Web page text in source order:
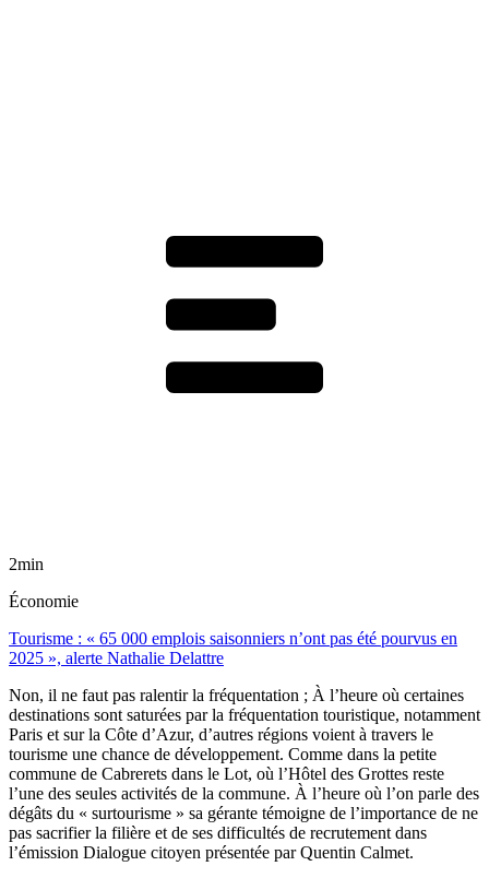
2min
Économie
Tourisme : « 65 000 emplois saisonniers n’ont pas été pourvus en
2025 », alerte Nathalie Delattre
Non, il ne faut pas ralentir la fréquentation ; À l’heure où certaines
destinations sont saturées par la fréquentation touristique, notamment
Paris et sur la Côte d’Azur, d’autres régions voient à travers le
tourisme une chance de développement. Comme dans la petite
commune de Cabrerets dans le Lot, où l’Hôtel des Grottes reste
l’une des seules activités de la commune. À l’heure où l’on parle des
dégâts du « surtourisme » sa gérante témoigne de l’importance de ne
pas sacrifier la filière et de ses difficultés de recrutement dans
l’émission Dialogue citoyen présentée par Quentin Calmet.